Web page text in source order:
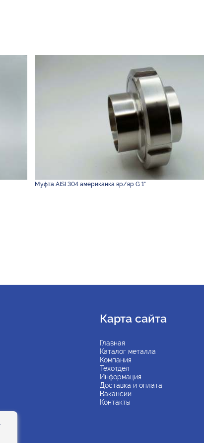
Муфта AISI 304 американка вр/вр G 1"
Карта сайта
Главная
Каталог металла
Компания
Техотдел
Информация
Доставка и оплата
Вакансии
Контакты